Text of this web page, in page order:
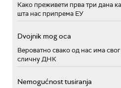
Како преживети прва три дана
шта нас припрема ЕУ
Dvojnik mog oca
Вероватно свако од нас има
сличну ДНК
Nemogućnost tusiranja